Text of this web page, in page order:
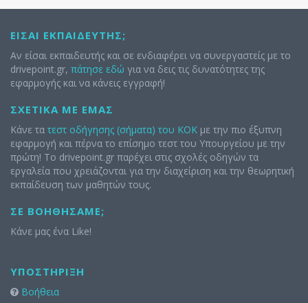
ΕΊΣΑΙ ΕΚΠΑΙΔΕΥΤΉΣ;
Αν είσαι εκπαιδευτής και σε ενδιαφέρει να συνεργαστείς με το
drivepoint.gr, πάτησε εδώ για να δεις τις δυνατότητες της
εφαρμογής και να κάνεις εγγραφή!
ΣΧΕΤΙΚΆ ΜΕ ΕΜΆΣ
Κάνε τα τεστ οδήγησης (σήματα) του ΚΟΚ με την πιο έξυπνη
εφαρμογή και πέρνα το επίσημο τεστ του Υπουργείου με την
πρώτη! Το drivepoint.gr παρέχει στις σχολές οδηγών τα
εργαλεία που χρειάζονται για την διαχείριση και την θεωρητική
εκπαίδευση των μαθητών τους.
ΣΕ ΒΟΗΘΉΣΑΜΕ;
Κάνε μας ένα Like!
ΥΠΟΣΤΉΡΙΞΗ
Βοήθεια